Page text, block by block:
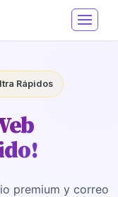
Rápidos
premium y correo